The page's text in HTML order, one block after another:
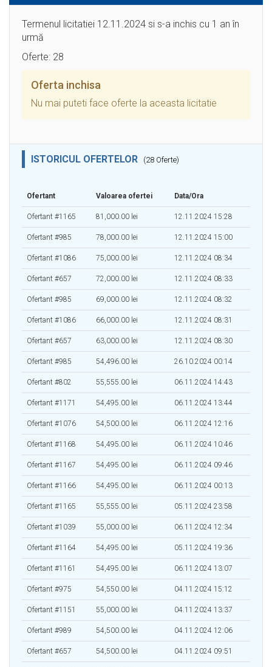
Termenul licitatiei 12.11.2024 si s-a inchis cu 1 an în
urmă
Oferte: 28
Oferta inchisa
Nu mai puteti face oferte la aceasta licitatie
ISTORICUL OFERTELOR (28 Oferte)
Ofertant Valoarea ofertei Data/Ora
Ofertant #1165 81,000.00 lei 12.11.2024 15:28
Ofertant #985 78,000.00 lei 12.11.2024 15:00
Ofertant #1086 75,000.00 lei 12.11.2024 08:34
Ofertant #657 72,000.00 lei 12.11.2024 08:33
Ofertant #985 69,000.00 lei 12.11.2024 08:32
Ofertant #1086 66,000.00 lei 12.11.2024 08:31
Ofertant #657 63,000.00 lei 12.11.2024 08:30
Ofertant #985 54,496.00 lei 26.10.2024 00:14
Ofertant #802 55,555.00 lei 06.11.2024 14:43
Ofertant #1171 54,495.00 lei 06.11.2024 13:44
Ofertant #1076 54,500.00 lei 06.11.2024 12:16
Ofertant #1168 54,495.00 lei 06.11.2024 10:46
Ofertant #1167 54,495.00 lei 06.11.2024 09:46
Ofertant #1166 54,495.00 lei 06.11.2024 00:13
Ofertant #1165 55,555.00 lei 05.11.2024 23:58
Ofertant #1039 55,000.00 lei 06.11.2024 12:34
Ofertant #1164 54,495.00 lei 05.11.2024 19:36
Ofertant #1161 54,495.00 lei 06.11.2024 13:07
Ofertant #975 54,550.00 lei 04.11.2024 15:12
Ofertant #1151 55,000.00 lei 04.11.2024 13:37
Ofertant #989 54,500.00 lei 04.11.2024 12:06
Ofertant #657 54,500.00 lei 04.11.2024 09:51